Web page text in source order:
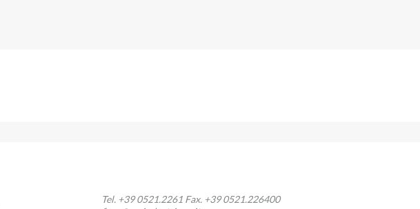
Tel. +39 0521.2261 Fax. +39 0521.226400